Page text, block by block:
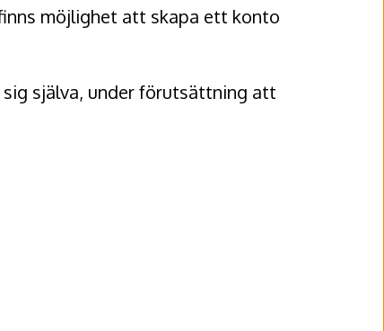
möjlighet att skapa ett konto
sig själva, under förutsättning att